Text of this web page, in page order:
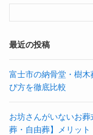
最近の投稿
富士市の納骨堂・樹
び方を徹底比較
お坊さんがいないお
葬・自由葬】メリッ